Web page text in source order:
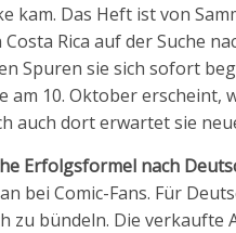
kam. Das Heft ist von
Rica auf der Suche
Spuren sie sich sofort
am 10. Oktober
auch dort erwartet sie
Erfolgsformel nach
bei Comic-Fans. Für
bündeln. Die verkaufte